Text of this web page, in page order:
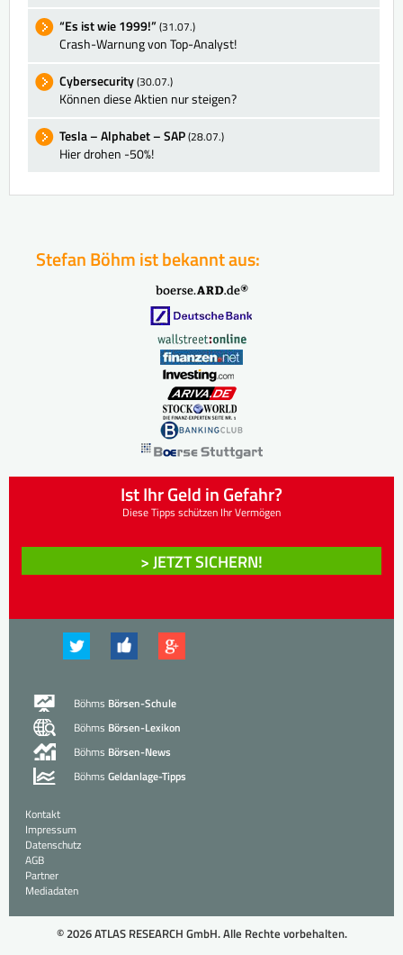
“Es ist wie 1999!”(31.07.)
Crash-Warnung von Top-Analyst!
Cybersecurity(30.07.)
Können diese Aktien nur steigen?
Tesla – Alphabet – SAP(28.07.)
Hier drohen -50%!
Stefan Böhm ist bekannt aus:
Ist Ihr Geld in Gefahr?
Diese Tipps schützen Ihr Vermögen
> JETZT SICHERN!
Böhms Börsen-Schule
Böhms Börsen-Lexikon
Böhms Börsen-News
Böhms Geldanlage-Tipps
Kontakt
Impressum
Datenschutz
AGB
Partner
Mediadaten
© 2026 ATLAS RESEARCH GmbH. Alle Rechte vorbehalten.